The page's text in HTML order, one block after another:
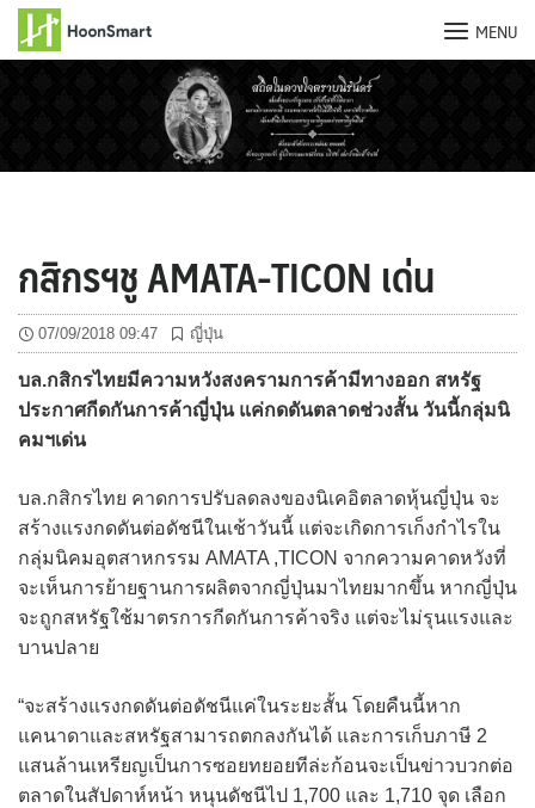
MENU
กสิกรฯชู AMATA-TICON เด่น
07/09/2018 09:47 ญี่ปุ่น
บล.กสิกรไทยมีความหวังสงครามการค้ามีทางออก สหรัฐ
ประกาศกีดกันการค้าญี่ปุ่น แค่กดดันตลาดช่วงสั้น วันนี้กลุ่มนิ
คมฯเด่น
บล.กสิกรไทย คาดการปรับลดลงของนิเคอิตลาดหุ้นญี่ปุ่น จะ
สร้างแรงกดดันต่อดัชนีในเช้าวันนี้ แต่จะเกิดการเก็งกำไรใน
กลุ่มนิคมอุตสาหกรรม AMATA ,TICON จากความคาดหวังที่
จะเห็นการย้ายฐานการผลิตจากญี่ปุ่นมาไทยมากขึ้น หากญี่ปุ่น
จะถูกสหรัฐใช้มาตรการกีดกันการค้าจริง แต่จะไม่รุนแรงและ
บานปลาย
“จะสร้างแรงกดดันต่อดัชนีแค่ในระยะสั้น โดยคืนนี้หาก
แคนาดาและสหรัฐสามารถตกลงกันได้ และการเก็บภาษี 2
แสนล้านเหรียญเป็นการซอยทยอยทีล่ะก้อนจะเป็นข่าวบวกต่อ
ตลาดในสัปดาห์หน้า หนุนดัชนีไป 1,700 และ 1,710 จุด เลือก